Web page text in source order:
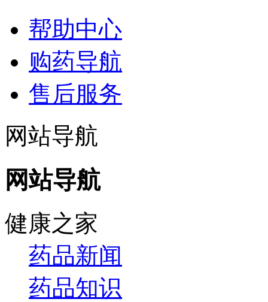
帮助中心
购药导航
售后服务
网站导航
网站导航
健康之家
药品新闻
药品知识